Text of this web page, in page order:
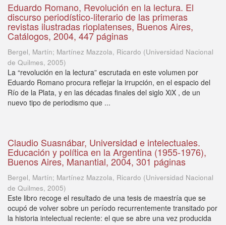
Eduardo Romano, Revolución en la lectura. El
discurso periodístico-literario de las primeras
revistas ilustradas rioplatenses, Buenos Aires,
Catálogos, 2004, 447 páginas
Bergel, Martín; Martínez Mazzola, Ricardo (Universidad Nacional
de Quilmes, 2005)
La “revolución en la lectura” escrutada en este volumen por
Eduardo Romano procura reflejar la irrupción, en el espacio del
Río de la Plata, y en las décadas finales del siglo XiX , de un
nuevo tipo de periodismo que ...
Claudio Suasnábar, Universidad e intelectuales.
Educación y política en la Argentina (1955-1976),
Buenos Aires, Manantial, 2004, 301 páginas
Bergel, Martín; Martínez Mazzola, Ricardo (Universidad Nacional
de Quilmes, 2005)
Este libro recoge el resultado de una tesis de maestría que se
ocupó de volver sobre un período recurrentemente transitado por
la historia intelectual reciente: el que se abre una vez producida